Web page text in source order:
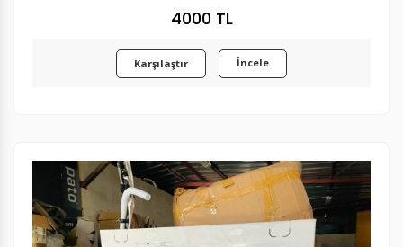
4000 TL
Karşılaştır İncele